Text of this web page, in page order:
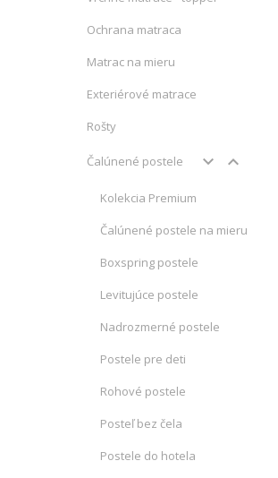
Ochrana matraca
Matrac na mieru
Exteriérové matrace
Rošty
Čalúnené postele keyboard_arrow_down keyboard_arrow_up
Kolekcia Premium
Čalúnené postele na mieru
Boxspring postele
Levitujúce postele
Nadrozmerné postele
Postele pre deti
Rohové postele
Posteľ bez čela
Postele do hotela